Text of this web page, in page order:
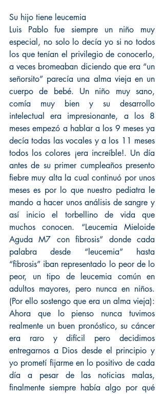
Su hijo tiene leucemia
Luis Pablo fue siempre un niño muy
especial, no solo lo decía yo si no todos
los que tenían el privilegio de conocerlo,
a veces bromeaban diciendo que era “un
señorsito” parecía una alma vieja en un
cuerpo de bebé. Un niño muy sano,
comía muy bien y su desarrollo
intelectual era impresionante, a los 8
meses empezó a hablar a los 9 meses ya
decía todas las vocales y a los 11 meses
todos los colores ¡era increíble!. Un día
antes de su primer cumpleaños presento
fiebre muy alta la cual continuó por unos
meses es por lo que nuestro pediatra le
mando a hacer unos análisis de sangre y
así inicio el torbellino de vida que
muchos conocen. “Leucemia Mieloide
Aguda M7 con fibrosis” donde cada
palabra desde “leucemia” hasta
“fibrosis” iban representado lo peor de lo
peor, un tipo de leucemia común en
adultos mayores, pero nunca en niños.
(Por ello sostengo que era un alma vieja):
Ahora que lo pienso nunca tuvimos
realmente un buen pronóstico, su cáncer
era raro y difícil pero decidimos
entregarnos a Dios desde el principio y
yo prometí fijarme en lo positivo de cada
día a pesar de las noticias malas,
finalmente siempre había algo por qué